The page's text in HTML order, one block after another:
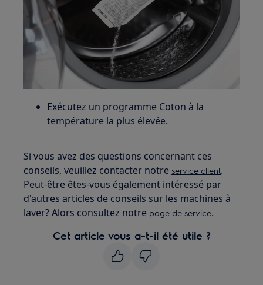
Exécutez un programme Coton à la
température la plus élevée.
Si vous avez des questions concernant ces
conseils, veuillez contacter notreservice client.
Peut-être êtes-vous également intéressé par
d'autres articles de conseils sur les machines à
laver? Alors consultez notre page de service.
Cet article vous a-t-il été utile ?